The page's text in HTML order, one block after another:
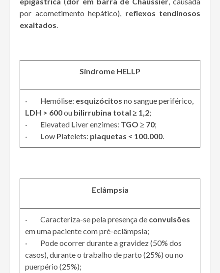
por acometimento hepático), reflexos tendinosos
exaltados.
Síndrome HELLP
· Hemólise: esquizócitos no sangue periférico,
LDH > 600ou bilirrubina total ≥ 1,2;
· Elevated Liver enzimes: TGO ≥ 70;
· Low Platelets: plaquetas < 100.000.
Eclâmpsia
· Caracteriza-se pela presença de convulsões
em uma paciente com pré-eclâmpsia;
· Pode ocorrer durante a gravidez (50% dos
casos), durante o trabalho de parto (25%) ou no
puerpério (25%);